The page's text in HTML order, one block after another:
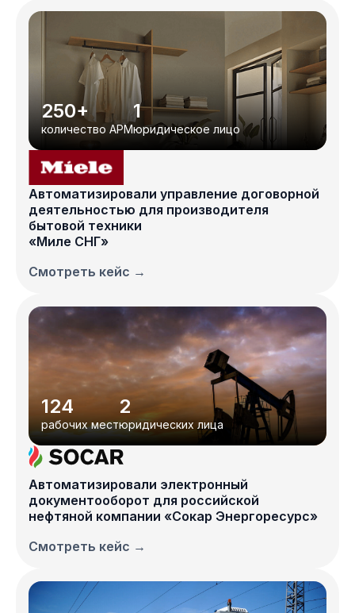
250+
количество АРМ
1
юридическое лицо
Автоматизировали управление договорной
деятельностью для производителя
бытовой техники
«Миле СНГ»
Смотреть кейс →
124
рабочих мест
2
юридических лица
Автоматизировали электронный
документооборот для российской
нефтяной компании «Сокар Энергоресурс»
Смотреть кейс →